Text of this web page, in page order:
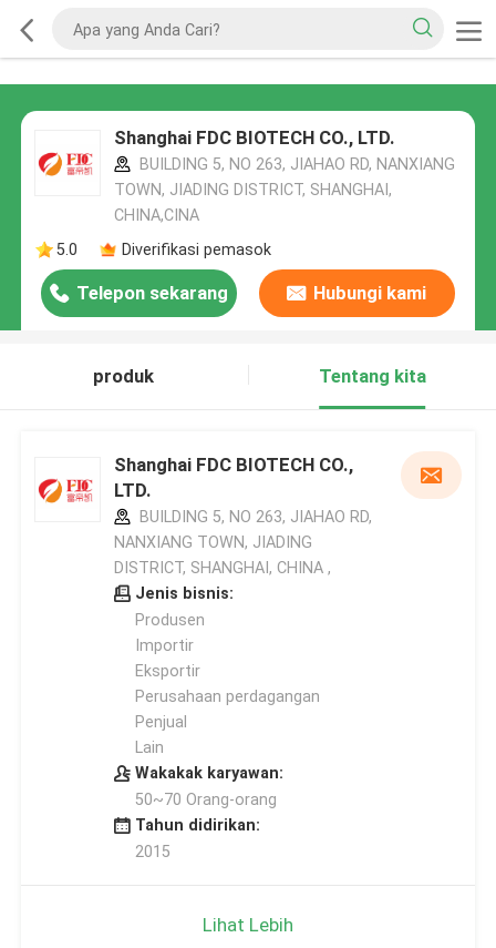
Shanghai FDC BIOTECH CO., LTD.
BUILDING 5, NO 263, JIAHAO RD, NANXIANG
TOWN, JIADING DISTRICT, SHANGHAI,
CHINA,CINA
5.0
Diverifikasi pemasok
Telepon sekarang Hubungi kami
produk Tentang kita
Shanghai FDC BIOTECH CO.,
LTD.
BUILDING 5, NO 263, JIAHAO RD,
NANXIANG TOWN, JIADING
DISTRICT, SHANGHAI, CHINA ,
Jenis bisnis:
Produsen
Importir
Eksportir
Perusahaan perdagangan
Penjual
Lain
Wakakak karyawan:
50~70 Orang-orang
Tahun didirikan:
2015
Lihat Lebih